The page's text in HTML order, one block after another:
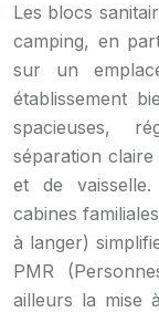
Les blocs
camping, en
sur un
établissement
spacieuses,
séparation
et de
cabines
à langer)
PMR
ailleurs la mise